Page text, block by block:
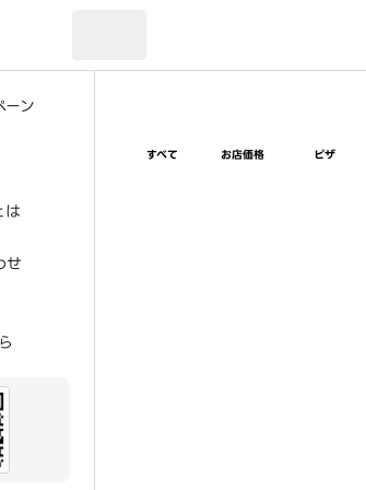
ン
は
せ
すべて お店価格 ピザ